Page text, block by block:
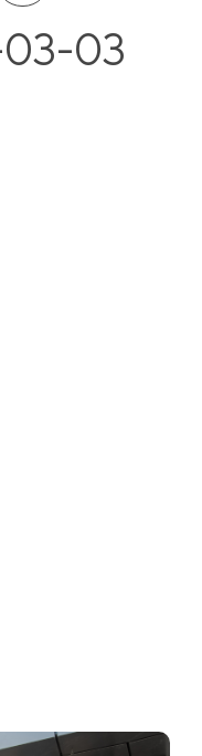
03